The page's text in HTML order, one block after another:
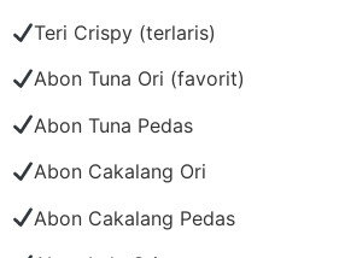
Teri Crispy (terlaris)
Abon Tuna Ori (favorit)
Abon Tuna Pedas
Abon Cakalang Ori
Abon Cakalang Pedas